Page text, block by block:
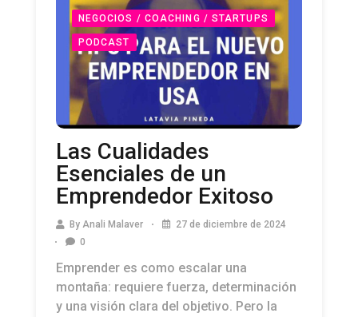
NEGOCIOS / COACHING / STARTUPS
PODCAST
Las Cualidades
Esenciales de un
Emprendedor Exitoso
By Anali Malaver
27 de diciembre de 2024
0
Emprender es como escalar una
montaña: requiere fuerza, determinación
y una visión clara del objetivo. Pero la